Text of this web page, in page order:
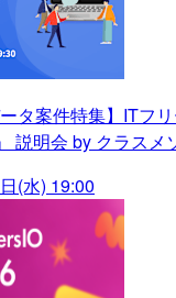
ータ案件特集】ITフ
説明会 by クラスメ
(水) 19:00